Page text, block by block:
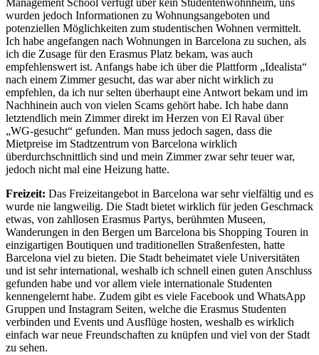
Management School verfügt über kein Studentenwohnheim, uns
wurden jedoch Informationen zu Wohnungsangeboten und
potenziellen Möglichkeiten zum studentischen Wohnen vermittelt.
Ich habe angefangen nach Wohnungen in Barcelona zu suchen, als
ich die Zusage für den Erasmus Platz bekam, was auch
empfehlenswert ist. Anfangs habe ich über die Plattform „Idealista“
nach einem Zimmer gesucht, das war aber nicht wirklich zu
empfehlen, da ich nur selten überhaupt eine Antwort bekam und im
Nachhinein auch von vielen Scams gehört habe. Ich habe dann
letztendlich mein Zimmer direkt im Herzen von El Raval über
„WG-gesucht“ gefunden. Man muss jedoch sagen, dass die
Mietpreise im Stadtzentrum von Barcelona wirklich
überdurchschnittlich sind und mein Zimmer zwar sehr teuer war,
jedoch nicht mal eine Heizung hatte.
Freizeit: Das Freizeitangebot in Barcelona war sehr vielfältig und es
wurde nie langweilig. Die Stadt bietet wirklich für jeden Geschmack
etwas, von zahllosen Erasmus Partys, berühmten Museen,
Wanderungen in den Bergen um Barcelona bis Shopping Touren in
einzigartigen Boutiquen und traditionellen Straßenfesten, hatte
Barcelona viel zu bieten. Die Stadt beheimatet viele Universitäten
und ist sehr international, weshalb ich schnell einen guten Anschluss
gefunden habe und vor allem viele internationale Studenten
kennengelernt habe. Zudem gibt es viele Facebook und WhatsApp
Gruppen und Instagram Seiten, welche die Erasmus Studenten
verbinden und Events und Ausflüge hosten, weshalb es wirklich
einfach war neue Freundschaften zu knüpfen und viel von der Stadt
zu sehen.